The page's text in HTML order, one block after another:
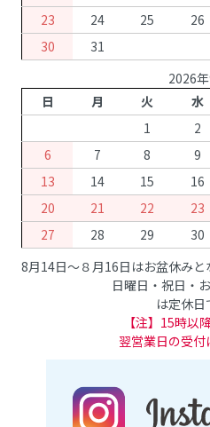
23
24 25 26
30
31
2026
日
月 火 水
1
2
6
7 8 9
13
14 15 16
20
21 22 23
27
28 29
30
8月14日～８月16日はお盆休みと
日曜日・祝日・
は定休日
【注】15時以
翌営業日の受付